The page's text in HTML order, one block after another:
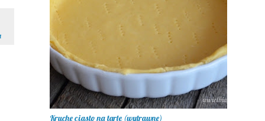
Kruche ciasto na tartę (wytrawne)